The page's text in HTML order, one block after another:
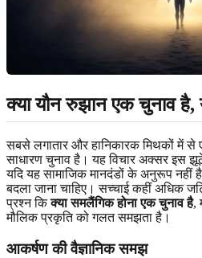
क्या यौन रुझान एक चुनाव
सबसे लगातार और हानिकारक मिथकों में
साधारण चुनाव है। यह विचार अक्सर इस
यदि यह सामाजिक मानदंडों के अनुरूप नहीं
बदला जाना चाहिए। सच्चाई कहीं अधिक
प्रश्न किक्या समलैंगिक होना एक चुनाव है,
मौलिक प्रकृति को गलत समझता है।
आकर्षण की वैज्ञानिक समझ